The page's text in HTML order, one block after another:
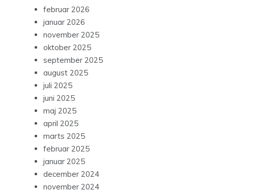
februar 2026
januar 2026
november 2025
oktober 2025
september 2025
august 2025
juli 2025
juni 2025
maj 2025
april 2025
marts 2025
februar 2025
januar 2025
december 2024
november 2024